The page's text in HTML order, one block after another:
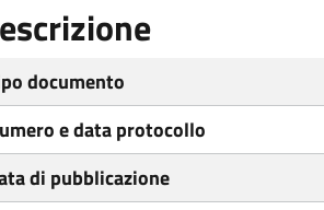
documento
e data protocollo
di pubblicazione